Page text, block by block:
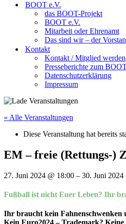
BOOT e.V.
das BOOT-Projekt
BOOT e.V.
Mitarbeit oder Ehrenamt
Das sind wir – der
Kontakt
Kontakt / Mitglied werden
Presseberichte zum
Datenschutzerklärung
Impressum
« Alle Veranstaltungen
Diese Veranstaltung hat bereits
EM – freie (Rettungs-)
27. Juni 2024 @ 18:00 – 30. Juni 2024
Fußball ist nicht Euer Leben? Ihr
Ihr braucht kein Fahnenschwenken